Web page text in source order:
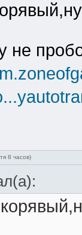
не
8 часов)